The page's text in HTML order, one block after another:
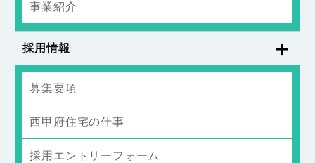
事業紹介
採用情報
募集要項
西甲府住宅の仕事
採用エントリーフォーム